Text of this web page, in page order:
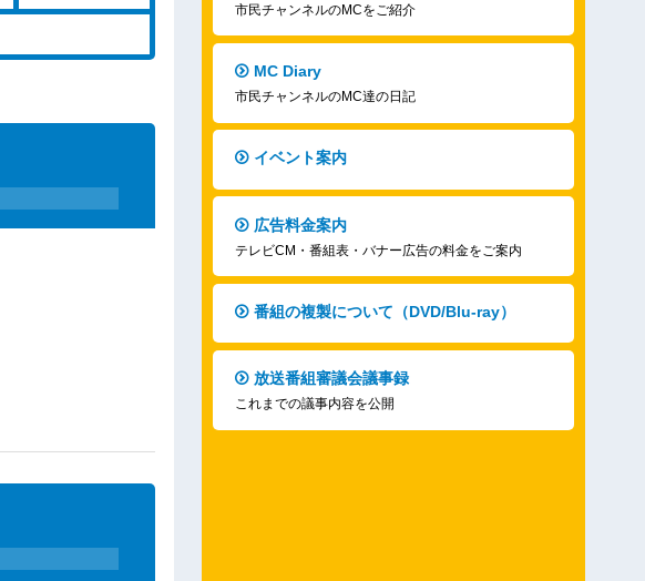
市民チャンネルのMCをご紹介
MC Diary
市民チャンネルのMC達の日記
イベント案内
広告料金案内
テレビCM・番組表・バナー広告の料金をご案内
番組の複製について（DVD/Blu-ray）
放送番組審議会議事録
これまでの議事内容を公開